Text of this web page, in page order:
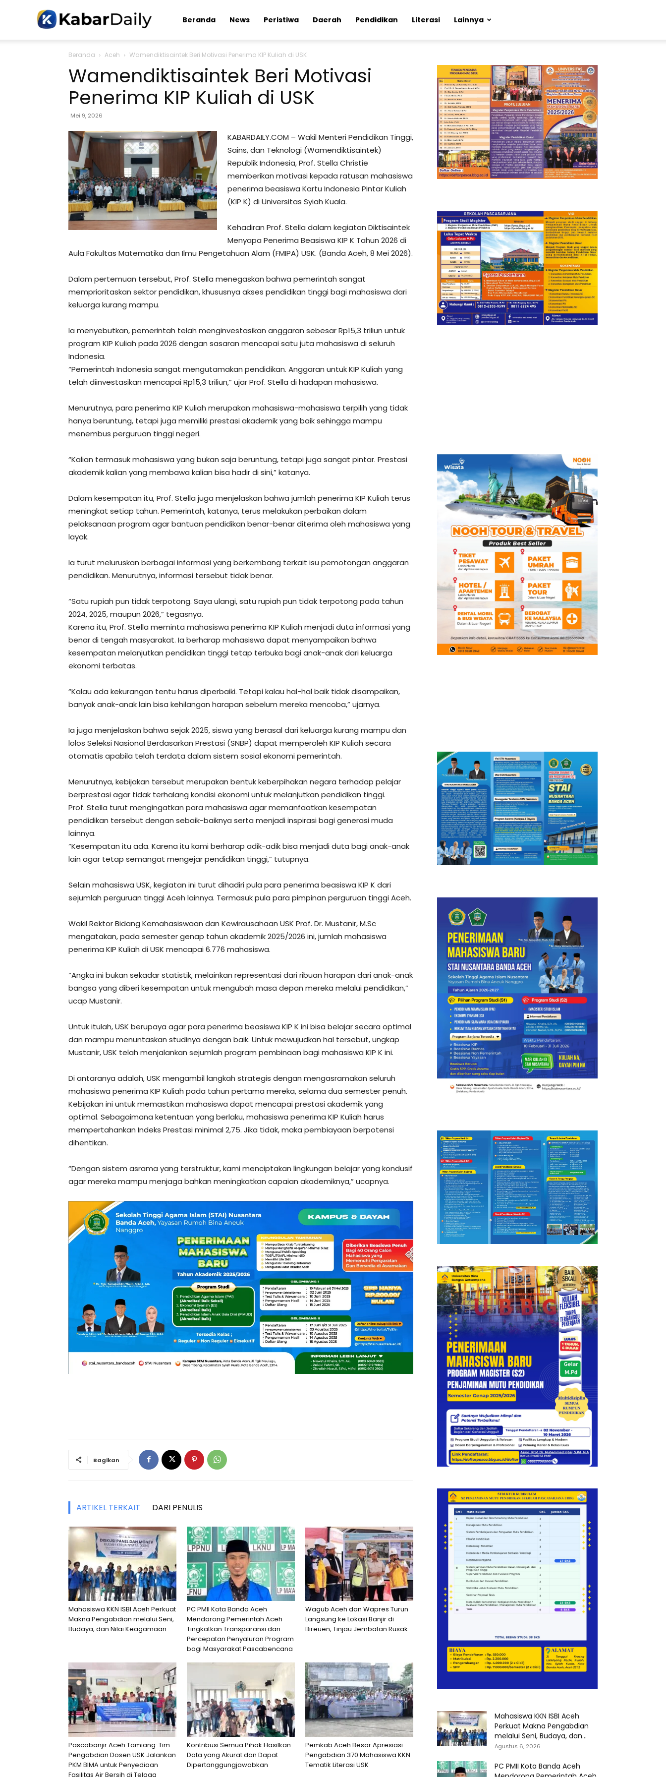
Kabardaily.com
Beranda News Peristiwa Daerah Pendidikan Literasi Lainnya
Beranda Aceh Wamendiktisaintek Beri Motivasi Penerima KIP Kuliah di USK
Wamendiktisaintek Beri Motivasi
Penerima KIP Kuliah di USK
Mei 9, 2026
KABARDAILY.COM – Wakil Menteri Pendidikan Tinggi,
Sains, dan Teknologi (Wamendiktisaintek)
Republik Indonesia, Prof. Stella Christie
memberikan motivasi kepada ratusan mahasiswa
penerima beasiswa Kartu Indonesia Pintar Kuliah
(KIP K) di Universitas Syiah Kuala.
Kehadiran Prof. Stella dalam kegiatan Diktisaintek
Menyapa Penerima Beasiswa KIP K Tahun 2026 di
Aula Fakultas Matematika dan Ilmu Pengetahuan Alam (FMIPA) USK. (Banda Aceh, 8 Mei 2026).
Dalam pertemuan tersebut, Prof. Stella menegaskan bahwa pemerintah sangat
memprioritaskan sektor pendidikan, khususnya akses pendidikan tinggi bagi mahasiswa dari
keluarga kurang mampu.
Ia menyebutkan, pemerintah telah menginvestasikan anggaran sebesar Rp15,3 triliun untuk
program KIP Kuliah pada 2026 dengan sasaran mencapai satu juta mahasiswa di seluruh
Indonesia.
“Pemerintah Indonesia sangat mengutamakan pendidikan. Anggaran untuk KIP Kuliah yang
telah diinvestasikan mencapai Rp15,3 triliun,” ujar Prof. Stella di hadapan mahasiswa.
Menurutnya, para penerima KIP Kuliah merupakan mahasiswa-mahasiswa terpilih yang tidak
hanya beruntung, tetapi juga memiliki prestasi akademik yang baik sehingga mampu
menembus perguruan tinggi negeri.
“Kalian termasuk mahasiswa yang bukan saja beruntung, tetapi juga sangat pintar. Prestasi
akademik kalian yang membawa kalian bisa hadir di sini,” katanya.
Dalam kesempatan itu, Prof. Stella juga menjelaskan bahwa jumlah penerima KIP Kuliah terus
meningkat setiap tahun. Pemerintah, katanya, terus melakukan perbaikan dalam
pelaksanaan program agar bantuan pendidikan benar-benar diterima oleh mahasiswa yang
layak.
Ia turut meluruskan berbagai informasi yang berkembang terkait isu pemotongan anggaran
pendidikan. Menurutnya, informasi tersebut tidak benar.
“Satu rupiah pun tidak terpotong. Saya ulangi, satu rupiah pun tidak terpotong pada tahun
2024, 2025, maupun 2026,” tegasnya.
Karena itu, Prof. Stella meminta mahasiswa penerima KIP Kuliah menjadi duta informasi yang
benar di tengah masyarakat. Ia berharap mahasiswa dapat menyampaikan bahwa
kesempatan melanjutkan pendidikan tinggi tetap terbuka bagi anak-anak dari keluarga
ekonomi terbatas.
“Kalau ada kekurangan tentu harus diperbaiki. Tetapi kalau hal-hal baik tidak disampaikan,
banyak anak-anak lain bisa kehilangan harapan sebelum mereka mencoba,” ujarnya.
Ia juga menjelaskan bahwa sejak 2025, siswa yang berasal dari keluarga kurang mampu dan
lolos Seleksi Nasional Berdasarkan Prestasi (SNBP) dapat memperoleh KIP Kuliah secara
otomatis apabila telah terdata dalam sistem sosial ekonomi pemerintah.
Menurutnya, kebijakan tersebut merupakan bentuk keberpihakan negara terhadap pelajar
berprestasi agar tidak terhalang kondisi ekonomi untuk melanjutkan pendidikan tinggi.
Prof. Stella turut mengingatkan para mahasiswa agar memanfaatkan kesempatan
pendidikan tersebut dengan sebaik-baiknya serta menjadi inspirasi bagi generasi muda
lainnya.
“Kesempatan itu ada. Karena itu kami berharap adik-adik bisa menjadi duta bagi anak-anak
lain agar tetap semangat mengejar pendidikan tinggi,” tutupnya.
Selain mahasiswa USK, kegiatan ini turut dihadiri pula para penerima beasiswa KIP K dari
sejumlah perguruan tinggi Aceh lainnya. Termasuk pula para pimpinan perguruan tinggi Aceh.
Wakil Rektor Bidang Kemahasiswaan dan Kewirausahaan USK Prof. Dr. Mustanir, M.Sc
mengatakan, pada semester genap tahun akademik 2025/2026 ini, jumlah mahasiswa
penerima KIP Kuliah di USK mencapai 6.776 mahasiswa.
“Angka ini bukan sekadar statistik, melainkan representasi dari ribuan harapan dari anak-anak
bangsa yang diberi kesempatan untuk mengubah masa depan mereka melalui pendidikan,”
ucap Mustanir.
Untuk itulah, USK berupaya agar para penerima beasiswa KIP K ini bisa belajar secara optimal
dan mampu menuntaskan studinya dengan baik. Untuk mewujudkan hal tersebut, ungkap
Mustanir, USK telah menjalankan sejumlah program pembinaan bagi mahasiswa KIP K ini.
Di antaranya adalah, USK mengambil langkah strategis dengan mengasramakan seluruh
mahasiswa penerima KIP Kuliah pada tahun pertama mereka, selama dua semester penuh.
Kebijakan ini untuk memastikan mahasiswa dapat mencapai prestasi akademik yang
optimal. Sebagaimana ketentuan yang berlaku, mahasiswa penerima KIP Kuliah harus
mempertahankan Indeks Prestasi minimal 2,75. Jika tidak, maka pembiayaan berpotensi
dihentikan.
“Dengan sistem asrama yang terstruktur, kami menciptakan lingkungan belajar yang kondusif
agar mereka mampu menjaga bahkan meningkatkan capaian akademiknya,” ucapnya.
Bagikan
ARTIKEL TERKAIT DARI PENULIS
Mahasiswa KKN ISBI Aceh Perkuat
Makna Pengabdian melalui Seni,
Budaya, dan Nilai Keagamaan
PC PMII Kota Banda Aceh
Mendorong Pemerintah Aceh
Tingkatkan Transparansi dan
Percepatan Penyaluran Program
bagi Masyarakat Pascabencana
Wagub Aceh dan Wapres Turun
Langsung ke Lokasi Banjir di
Bireuen, Tinjau Jembatan Rusak
Pascabanjir Aceh Tamiang: Tim
Pengabdian Dosen USK Jalankan
PKM BIMA untuk Penyediaan
Fasilitas Air Bersih di Telaga
Kontribusi Semua Pihak Hasilkan
Data yang Akurat dan Dapat
Dipertanggungjawabkan
Pemkab Aceh Besar Apresiasi
Pengabdian 370 Mahasiswa KKN
Tematik Literasi USK
Mahasiswa KKN ISBI Aceh
Perkuat Makna Pengabdian
melalui Seni, Budaya, dan...
Agustus 6, 2026
PC PMII Kota Banda Aceh